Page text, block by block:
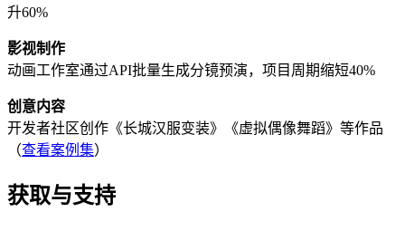
升60%
影视制作
动画工作室通过API批量生成分镜预演，项目周期缩短40%
创意内容
开发者社区创作《长城汉服变装》《虚拟偶像舞蹈》等作品
（查看案例集）
获取与支持